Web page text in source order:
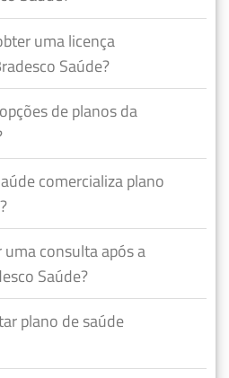
uma licença
Saúde?
de planos da
comercializa plano
uma consulta após a
Saúde?
plano de saúde